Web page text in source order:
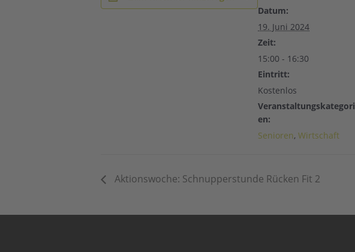
Datum:
19. Juni 2024
Zeit:
15:00 - 16:30
Eintritt:
Kostenlos
Veranstaltungskategori
en:
Senioren, Wirtschaft
Aktionswoche: Schnupperstunde Rücken Fit 2